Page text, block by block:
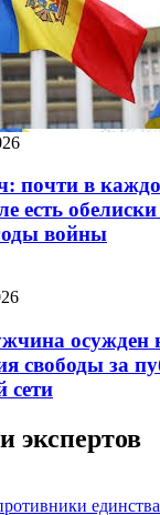
почти в
есть
войны
осужден
свободы за
сети
экспертов